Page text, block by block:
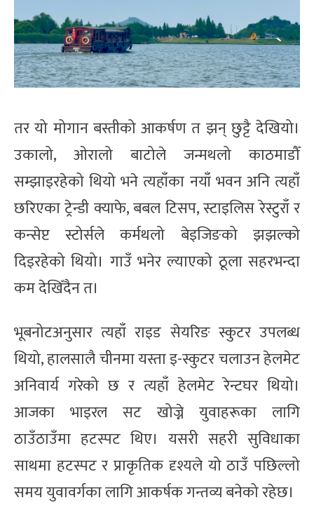
तर यो मोगान बस्तीको आकर्षण त झन् छुट्टै देखियो।
उकालो, ओरालो बाटोले जन्मथलो काठमाडौँ
सम्झाइरहेको थियो भने त्यहाँका नयाँ भवन अनि त्यहाँ
छरिएका ट्रेन्डी क्याफे, बबल टिसप, स्टाइलिस रेस्टुराँ र
कन्सेप्ट स्टोर्सले कर्मथलो बेइजिङको झझल्को
दिइरहेको थियो। गाउँ भनेर ल्याएको ठूला सहरभन्दा
कम देखिँदैन त।
भूबनोटअनुसार त्यहाँ राइड सेयरिङ स्कुटर उपलब्ध
थियो, हालसालै चीनमा यस्ता इ-स्कुटर चलाउन हेलमेट
अनिवार्य गरेको छ र त्यहाँ हेलमेट रेन्टघर थियो।
आजका भाइरल सट खोज्ने युवाहरूका लागि
ठाउँठाउँमा हटस्पट थिए। यसरी सहरी सुविधाका
साथमा हटस्पट र प्राकृतिक दृश्यले यो ठाउँ पछिल्लो
समय युवावर्गका लागि आकर्षक गन्तव्य बनेको रहेछ।